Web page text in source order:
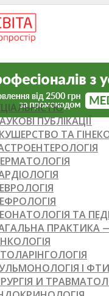
ПУБЛІКАЦІЇ
ТА
ТА
ПРАКТИКА
І
И